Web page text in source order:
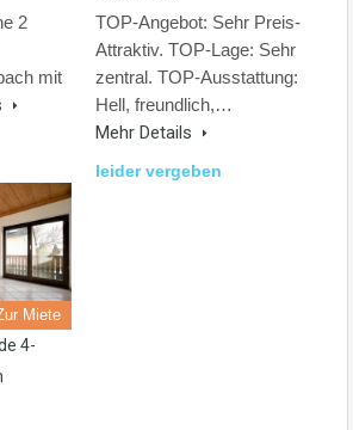
2
mit
TOP-Angebot: Sehr Preis-
Attraktiv. TOP-Lage: Sehr
zentral. TOP-Ausstattung:
Hell, freundlich,…
Mehr Details
leider vergeben
Miete
4-